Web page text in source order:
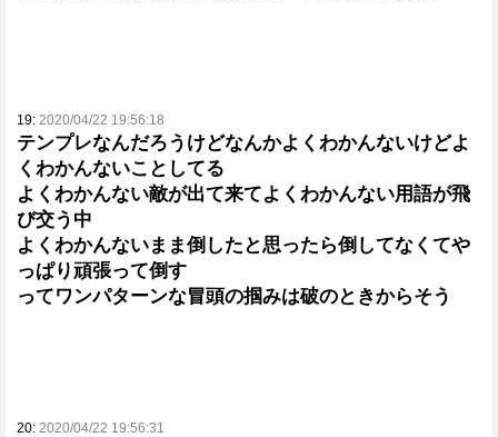
19: 2020/04/22 19:56:18
テンプレなんだろうけどなんかよくわかんないけどよ
くわかんないことしてる
よくわかんない敵が出て来てよくわかんない用語が飛
び交う中
よくわかんないまま倒したと思ったら倒してなくてや
っぱり頑張って倒す
ってワンパターンな冒頭の掴みは破のときからそう
20: 2020/04/22 19:56:31